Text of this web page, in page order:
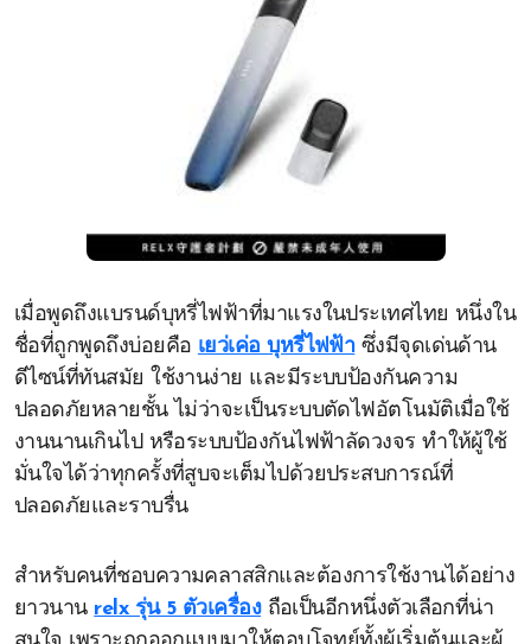
เมื่อพูดถึงแบรนด์บุหรี่ไฟฟ้าที่มาแรงในประเทศไทย หนึ่งใน
ชื่อที่ถูกพูดถึงบ่อยคือ เยว่เค่อ บุหรี่ไฟฟ้าซึ่งมีจุดเด่นด้าน
ดีไซน์ที่ทันสมัย ใช้งานง่าย และมีระบบป้องกันความ
ปลอดภัยหลายชั้น ไม่ว่าจะเป็นระบบตัดไฟอัตโนมัติเมื่อใช้
งานนานเกินไป หรือระบบป้องกันไฟฟ้าลัดวงจร ทำให้ผู้ใช้
มั่นใจได้ว่าทุกครั้งที่สูบจะเต็มไปด้วยประสบการณ์ที่
ปลอดภัยและราบรื่น
สำหรับคนที่ชอบความคลาสสิกและต้องการใช้งานได้อย่าง
ยาวนาน relx รุ่น 5 ตัวเครื่องถือเป็นอีกหนึ่งตัวเลือกที่น่า